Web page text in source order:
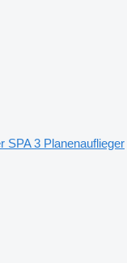
SPA 3 Planenauflieger